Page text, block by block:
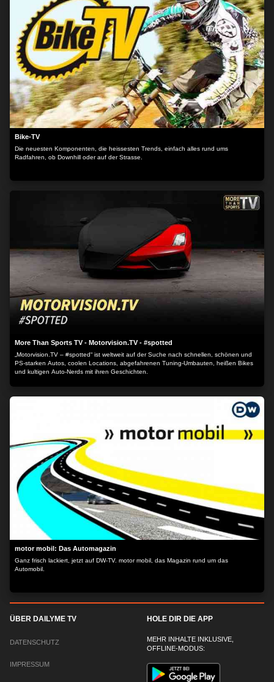
Bike-TV
Die neuesten Komponenten, die heissesten Trends, einfach alles rund ums
Radfahren, ob Downhill oder auf der Strasse.
More Than Sports TV - Motorvision.TV - #spotted
„Motorvision.TV – #spotted“ ist weltweit auf der Suche nach schnellen, schönen und
PS-starken Autos, coolen Locations, abgefahrenen Tuning-Umbauten, heißen Bikes
und kultigen Auto-Nerds mit ihren Geschichten.
motor mobil: Das Automagazin
Ganz frisch lackiert, jetzt auf DW-TV. motor mobil, das Magazin rund um das
Automobil.
ÜBER DAILYME TV
DATENSCHUTZ
IMPRESSUM
HOLE DIR DIE APP
MEHR INHALTE INKLUSIVE,
OFFLINE-MODUS: